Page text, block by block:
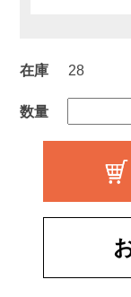
在庫 28
数量